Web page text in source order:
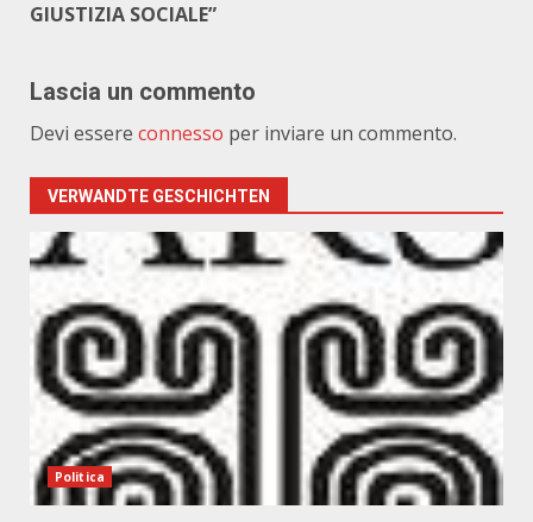
GIUSTIZIA SOCIALE”
Lascia un commento
Devi essere connesso per inviare un commento.
VERWANDTE GESCHICHTEN
Politica